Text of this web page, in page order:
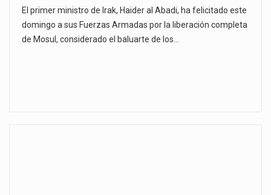
El primer ministro de Irak, Haider al Abadi, ha felicitado este
domingo a sus Fuerzas Armadas por la liberación completa
de Mosul, considerado el baluarte de los…